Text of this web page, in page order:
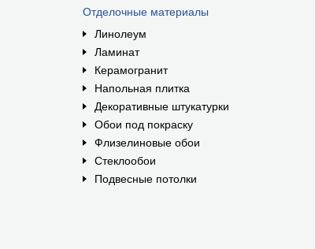
Отделочные материалы
Линолеум
Ламинат
Керамогранит
Напольная плитка
Декоративные штукатурки
Обои под покраску
Флизелиновые обои
Стеклообои
Подвесные потолки